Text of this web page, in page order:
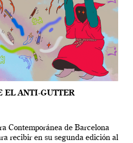
EL ANTI-GUTTER
Contemporánea de Barcelona
recibir en su segunda edición al